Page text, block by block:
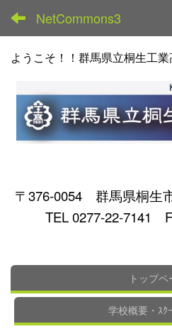
NetCommons3
ようこそ！！群馬県立桐生工
〒376-0054 群馬県桐生
TEL 0277-22-7141
トップペ
学校概要・ｽｸ